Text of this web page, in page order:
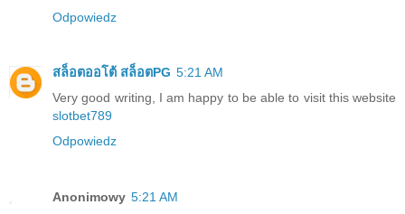
Odpowiedz
สล็อตออโต้ สล็อตPG 5:21 AM
Very good writing, I am happy to be able to visit this website
slotbet789
Odpowiedz
Anonimowy 5:21 AM